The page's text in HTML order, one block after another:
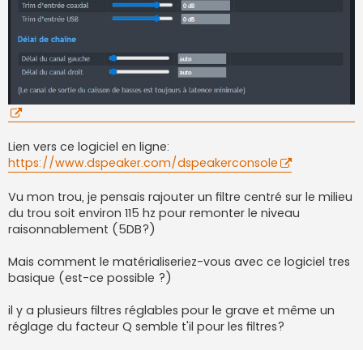
Lien vers ce logiciel en ligne:
https://www.dspeaker.com/dspeakerconsole
Vu mon trou, je pensais rajouter un filtre centré sur le milieu
du trou soit environ 115 hz pour remonter le niveau
raisonnablement (5DB?)
Mais comment le matérialiseriez-vous avec ce logiciel tres
basique (est-ce possible ?)
il y a plusieurs filtres réglables pour le grave et même un
réglage du facteur Q semble t'il pour les filtres?